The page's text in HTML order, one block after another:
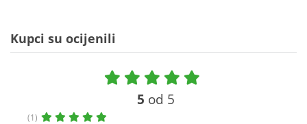
Kupci su ocijenili
5 od 5
(1)